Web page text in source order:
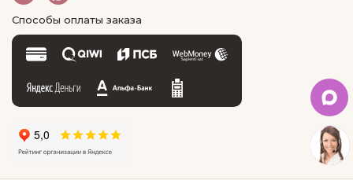
Способы оплаты заказа